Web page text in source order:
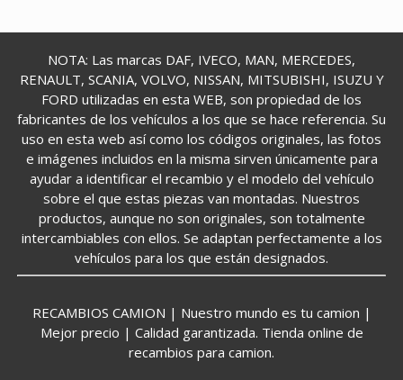
NOTA: Las marcas DAF, IVECO, MAN, MERCEDES,
RENAULT, SCANIA, VOLVO, NISSAN, MITSUBISHI, ISUZU Y
FORD utilizadas en esta WEB, son propiedad de los
fabricantes de los vehículos a los que se hace referencia. Su
uso en esta web así como los códigos originales, las fotos
e imágenes incluidos en la misma sirven únicamente para
ayudar a identificar el recambio y el modelo del vehículo
sobre el que estas piezas van montadas. Nuestros
productos, aunque no son originales, son totalmente
intercambiables con ellos. Se adaptan perfectamente a los
vehículos para los que están designados.
RECAMBIOS CAMION | Nuestro mundo es tu camion |
Mejor precio | Calidad garantizada. Tienda online de
recambios para camion.